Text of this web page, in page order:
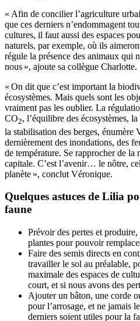
« Afin de concilier l’agriculture
que ces derniers n’endommagent
cultures, il faut aussi des espaces
naturels, par exemple, où ils
régule la présence des animaux qui
nous », ajoute sa collègue Charlotte.
« On dit que c’est important la
écosystèmes. Mais quels sont les
vraiment pas les oublier. La
CO2, l’équilibre des écosystèmes,
la stabilisation des berges, énumère
dernièrement des inondations, des
de température. Se rapprocher de la
capitale. C’est l’avenir… le nôtre,
planète », conclut Véronique.
Quelques astuces de Lilia
faune
Prévoir des pertes et
plantes pour pouvoir
Faire des semis directs en
travailler le sol au préalable,
maximale des espaces de
court, et si nous avons des
Ajouter un bâton, une corde
pour l’arrosage, et ne jamais
derniers soient utiles pour la